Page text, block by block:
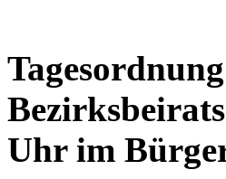
Uhr im